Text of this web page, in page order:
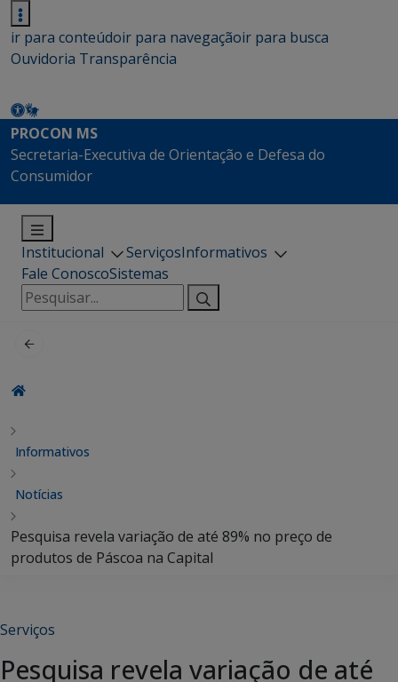
ir para conteúdoir para navegaçãoir para busca
Ouvidoria Transparência
PROCON MS
Secretaria-Executiva de Orientação e Defesa do
Consumidor
Institucional ServiçosInformativos
Fale ConoscoSistemas
Pesquisar
por:
Informativos
Notícias
Pesquisa revela variação de até 89% no preço de
produtos de Páscoa na Capital
Serviços
Pesquisa revela variação de até